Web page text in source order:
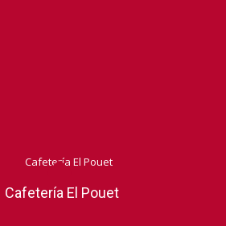
Cafetería El Pouet